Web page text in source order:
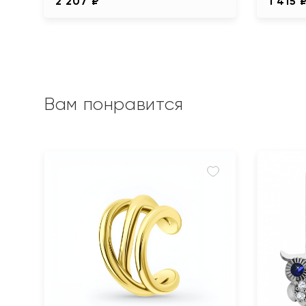
Вам понравится